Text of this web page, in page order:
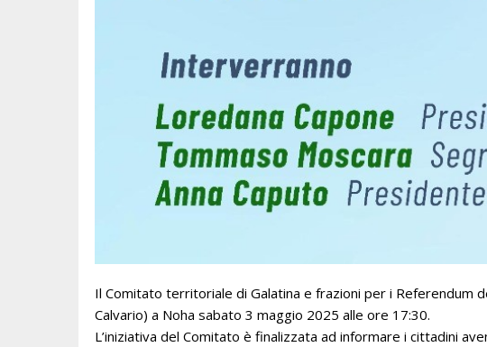
Il Comitato territoriale di Galatina e frazioni per i Referendum
Calvario) a Noha sabato 3 maggio 2025 alle ore 17:30.
L’iniziativa del Comitato è finalizzata ad informare i cittadini